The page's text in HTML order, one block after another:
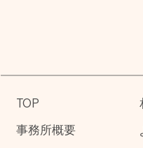
TOP
事務所概要